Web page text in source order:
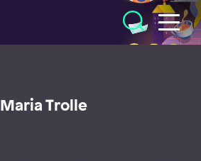
Maria Trolle